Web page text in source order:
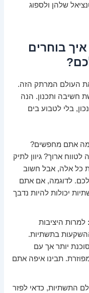
שלהן ולספוג
בוחרים
העולם המרתק הזה.
חשיבה ותכנון. הנה
בלי לטבוע בים
מה אתם מחפשים?
ארוך? גיוון לתיק
כל אלה, אבל חשוב
לדוגמה, אם אתם
יכולות להיות נדבך
למרות היציבות
בתשתיות.
יותר אך עם
תבינו איפה אתם
התשתיות, כדאי לפזר